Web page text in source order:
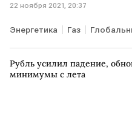
22 ноября 2021, 20:37
Энергетика Газ
ЕВРОПА
Рубль усилил падение,
минимумы с лета